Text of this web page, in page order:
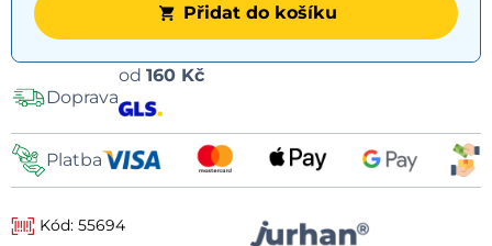
Přidat do košíku
Doprava
od 160 Kč
Platba
Kód: 55694